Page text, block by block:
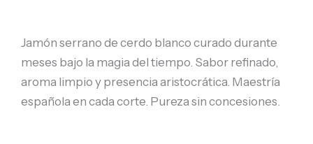
Jamón serrano de cerdo blanco curado durante
meses bajo la magia del tiempo. Sabor refinado,
aroma limpio y presencia aristocrática. Maestría
española en cada corte. Pureza sin concesiones.